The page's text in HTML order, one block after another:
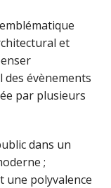
et
des évènements
par plusieurs
dans un
;
une polyvalence